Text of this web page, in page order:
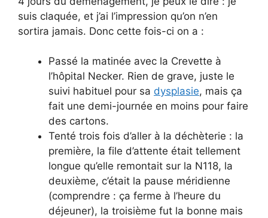
suis claquée, et j’ai l’impression qu’on n’en
sortira jamais. Donc cette fois-ci on a :
Passé la matinée avec la Crevette à
l’hôpital Necker. Rien de grave, juste le
suivi habituel pour sa dysplasie, mais ça
fait une demi-journée en moins pour faire
des cartons.
Tenté trois fois d’aller à la déchèterie : la
première, la file d’attente était tellement
longue qu’elle remontait sur la N118, la
deuxième, c’était la pause méridienne
(comprendre : ça ferme à l’heure du
déjeuner), la troisième fut la bonne mais